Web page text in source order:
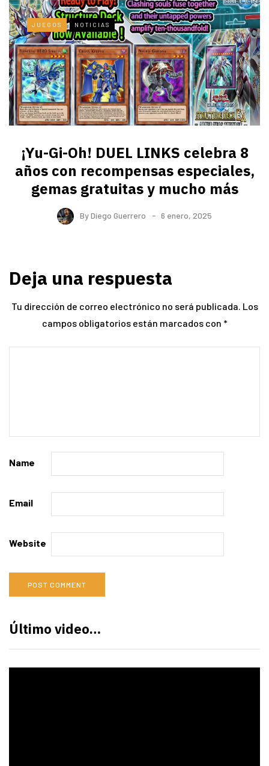
JUEGOS NOTICIAS
¡Yu-Gi-Oh! DUEL LINKS celebra 8
años con recompensas especiales,
gemas gratuitas y mucho más
ByDiego Guerrero 6 enero, 2025
Deja una respuesta
Tu dirección de correo electrónico no será publicada. Los
campos obligatorios están marcados con *
Name
Email
Website
Último video…